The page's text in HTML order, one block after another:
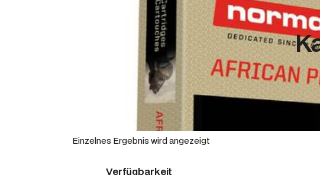
Einzelnes Ergebnis wird angezeigt
Verfügbarkeit